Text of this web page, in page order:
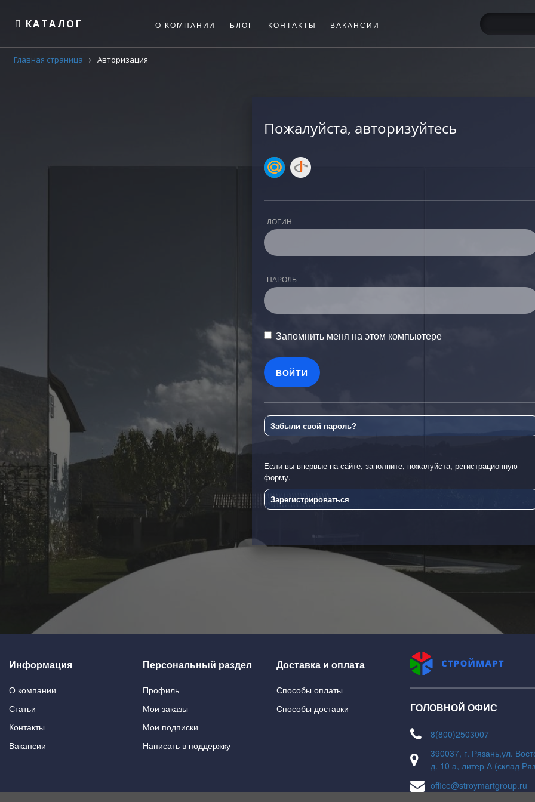
КАТАЛОГ О КОМПАНИИ БЛОГ КОНТАКТЫ ВАКАНСИИ
Главная страница Авторизация
Пожалуйста, авторизуйтесь
ЛОГИН
ПАРОЛЬ
Запомнить меня на этом компьютере
Забыли свой пароль?
Если вы впервые на сайте, заполните, пожалуйста, регистрационную
форму.
Зарегистрироваться
Информация
О компании
Статьи
Контакты
Вакансии
Персональный раздел
Профиль
Мои заказы
Мои подписки
Написать в поддержку
Доставка и оплата
Способы оплаты
Способы доставки
ГОЛОВНОЙ ОФИС
8(800)2503007
390037, г. Рязань,ул.
д. 10 а, литер А (склад
office@stroymartgroup.ru